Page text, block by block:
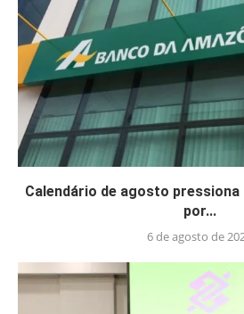
Calendário de agosto pressiona
por...
6 de agosto de